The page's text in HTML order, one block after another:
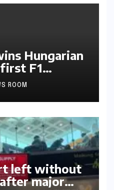
Hungarian
F1
ROOM
left without
major